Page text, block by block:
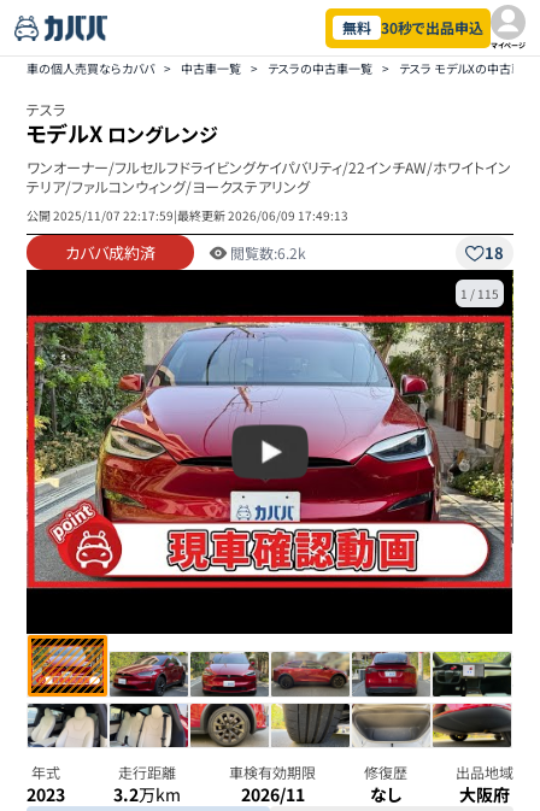
無料 30秒で出品申込
マイページ
車の個人売買ならカババ > 中古車一覧 > テスラの中古車一覧 > テスラ モデルXの中古車一
テスラ
モデルX ロングレンジ
ワンオーナー/フルセルフドライビングケイパバリティ/22インチAW/ホワイトイン
テリア/ファルコンウィング/ヨークステアリング
公開2025/11/07 22:17:59|最終更新2026/06/09 17:49:13
カババ成約済 閲覧数:6.2k 18
1 / 115
年式
2023
走行距離
3.2万km
車検有効期限
2026/11
修復歴
なし
出品地域
大阪府